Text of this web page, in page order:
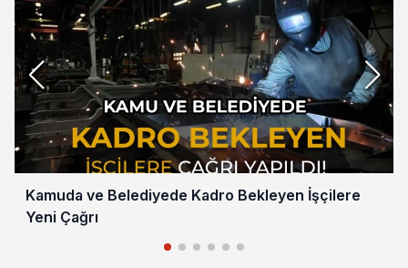
Kamuda ve Belediyede Kadro Bekleyen İşçilere
Yeni Çağrı